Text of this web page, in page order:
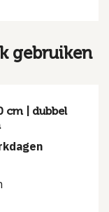
gebruiken
cm | dubbel